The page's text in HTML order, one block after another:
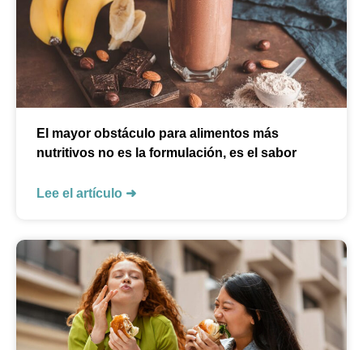
El mayor obstáculo para alimentos más
nutritivos no es la formulación, es el sabor
Lee el artículo ➜